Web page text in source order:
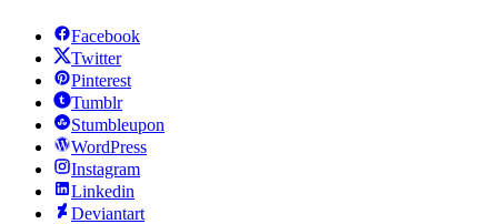
Facebook
Twitter
Pinterest
Tumblr
Stumbleupon
WordPress
Instagram
Linkedin
Deviantart